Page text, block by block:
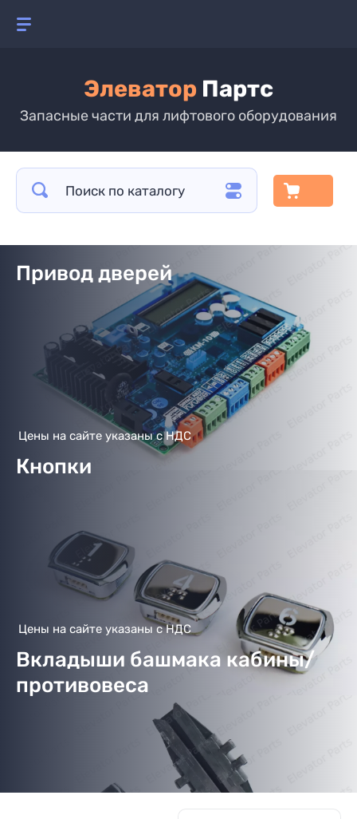
Элеватор Партс
Запасные части для лифтового оборудования
Привод дверей
Цены на сайте указаны с НДС
Кнопки
Цены на сайте указаны с НДС
Вкладыши башмака кабины/
противовеса